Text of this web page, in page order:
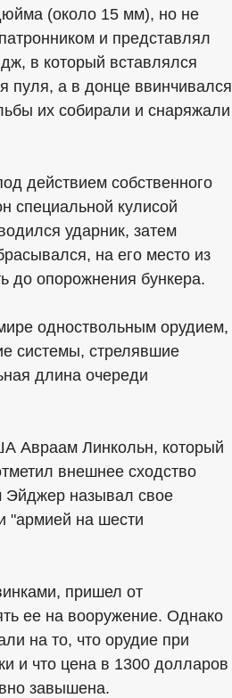
(около 15 мм), но не
и представлял
в который вставлялся
пуля, а в донце ввинчивался
их собирали и снаряжали
действием собственного
специальной кулисой
ударник, затем
на его место из
до опорожнения бункера.
одноствольным орудием,
системы, стрелявшие
длина очереди
Авраам Линкольн, который
внешнее сходство
называл свое
"армией на шести
пришел от
ее на вооружение. Однако
на то, что орудие при
и что цена в 1300 долларов
завышена.